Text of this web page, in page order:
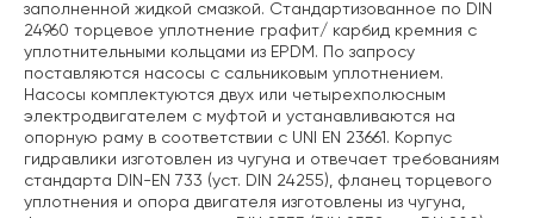
заполненной жидкой смазкой. Стандартизованное по DIN
24960 торцевое уплотнение графит/ карбид кремния с
уплотнительными кольцами из EPDM. По запросу
поставляются насосы с сальниковым уплотнением.
Насосы комплектуются двух или четырехполюсным
электродвигателем с муфтой и устанавливаются на
опорную раму в соответствии с UNI EN 23661. Корпус
гидравлики изготовлен из чугуна и отвечает требованиям
стандарта DIN-EN 733 (уст. DIN 24255), фланец торцевого
уплотнения и опора двигателя изготовлены из чугуна,